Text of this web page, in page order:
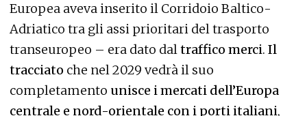
Europea aveva inserito il Corridoio Baltico-
Adriatico tra gli assi prioritari del trasporto
transeuropeo – era dato daltraffico merci. Il
tracciato che nel 2029 vedrà il suo
completamento unisce i mercati dell’Europa
centrale e nord-orientale con i porti italiani,